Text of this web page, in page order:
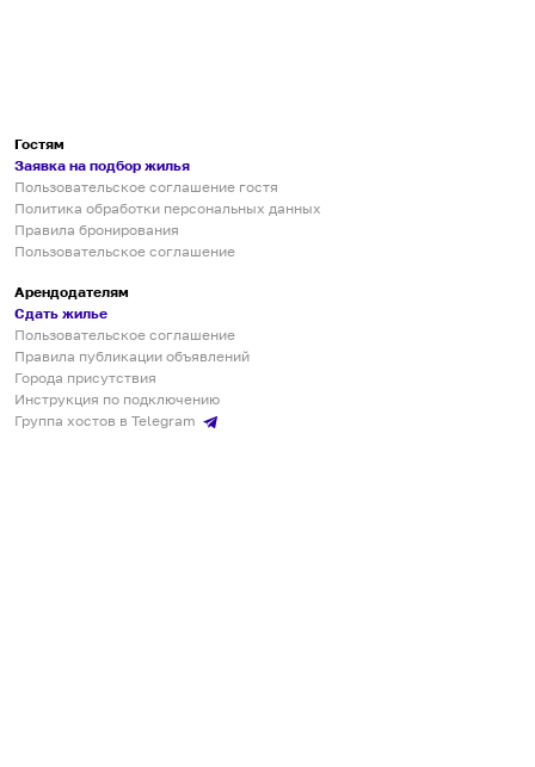
Гостям
Заявка на подбор жилья
Пользовательское соглашение гостя
Политика обработки персональных данных
Правила бронирования
Пользовательское соглашение
Арендодателям
Сдать жилье
Пользовательское соглашение
Правила публикации объявлений
Города присутствия
Инструкция по подключению
Группа хостов в Telegram